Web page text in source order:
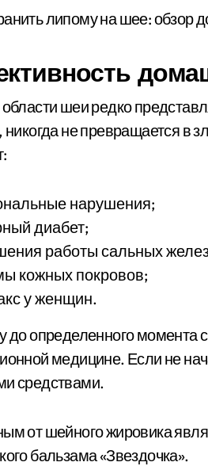
шеи редко
никогда не превращается в
нарушения;
диабет;
работы сальных
кожных покровов;
у женщин.
до определенного момента
медицине. Если не
средствами.
от шейного жировика
бальзама «Звездочка».